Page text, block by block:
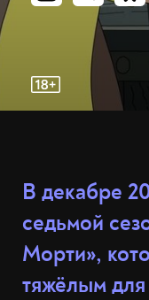
В декабре
седьмой
Морти»,
тяжёлым